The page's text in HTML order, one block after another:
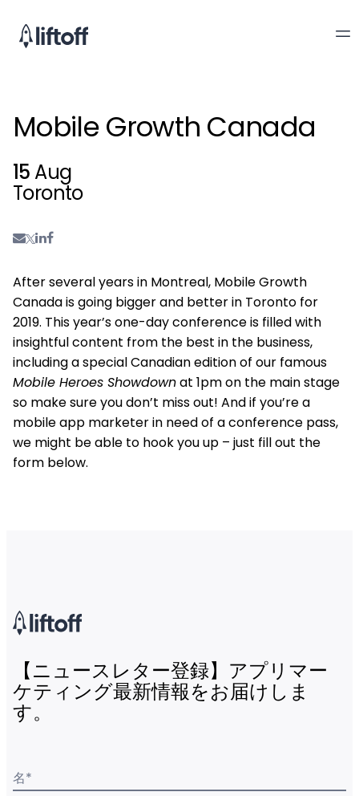
Mobile Growth Canada
15 Aug
Toronto
After several years in Montreal, Mobile Growth
Canada is going bigger and better in Toronto for
2019. This year’s one-day conference is filled with
insightful content from the best in the business,
including a special Canadian edition of our famous
Mobile Heroes Showdownat 1pm on the main stage
so make sure you don’t miss out! And if you’re a
mobile app marketer in need of a conference pass,
we might be able to hook you up – just fill out the
form below.
【ニュースレター登録】アプリマー
ケティング最新情報をお届けしま
す。
名*